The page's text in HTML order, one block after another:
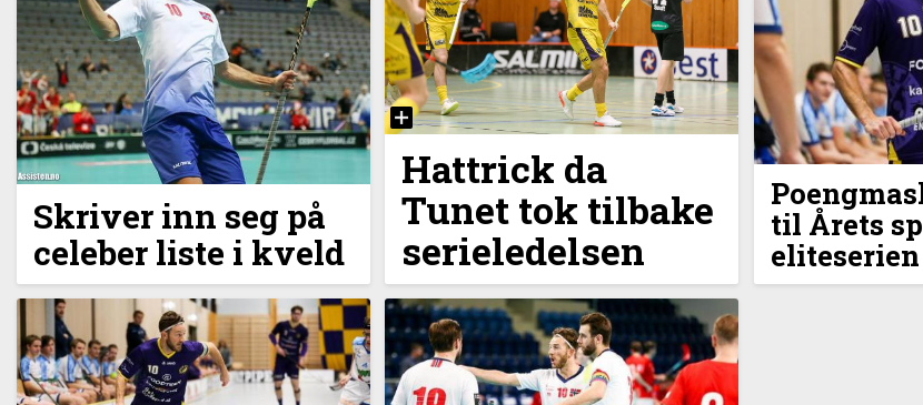
Skriver inn seg på
celeber liste i kveld
Hattrick da
Tunet tok tilbake
serieledelsen
til Årets